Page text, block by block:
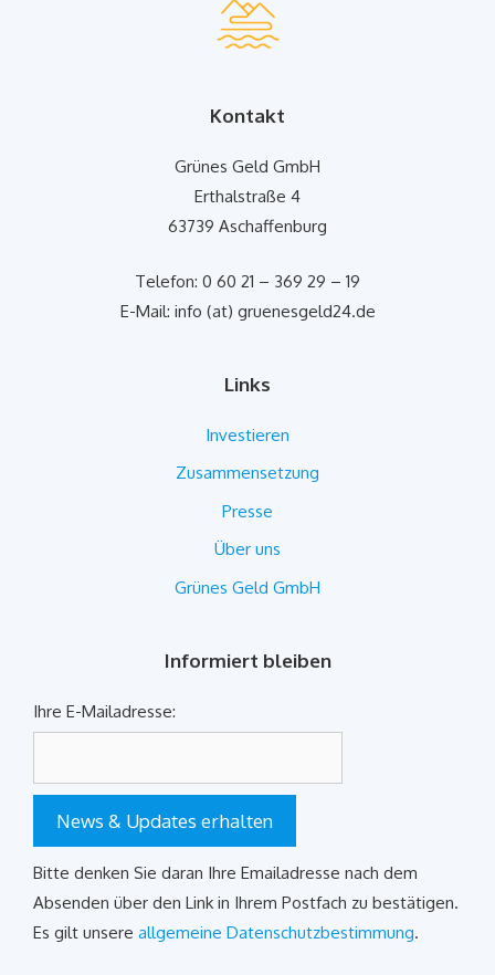
Kontakt
Grünes Geld GmbH
Erthalstraße 4
63739 Aschaffenburg
Telefon: 0 60 21 – 369 29 – 19
E-Mail: info (at) gruenesgeld24.de
Links
Investieren
Zusammensetzung
Presse
Über uns
Grünes Geld GmbH
Informiert bleiben
Ihre E-Mailadresse:
News & Updates erhalten
Bitte denken Sie daran Ihre Emailadresse nach dem
Absenden über den Link in Ihrem Postfach zu bestätigen.
Es gilt unsere allgemeine Datenschutzbestimmung.